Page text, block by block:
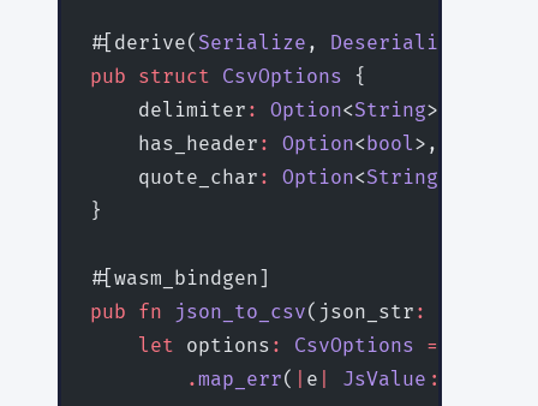
#[derive( Serialize , Deserialize
pub struct CsvOptions {
    delimiter
: Option<String>,
    has_header
: Option<bool>,
    quote_char
: Option<String
}
#[wasm_bindgen]
pub fn json_to_csv(json_str :
    let
options : CsvOptions =
        .
map_err( e JsValue ::